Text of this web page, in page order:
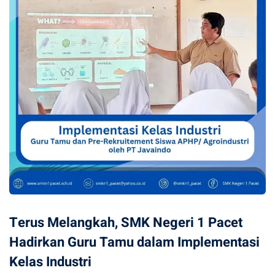
Terus Melangkah, SMK Negeri 1 Pacet
Hadirkan Guru Tamu dalam Implementasi
Kelas Industri